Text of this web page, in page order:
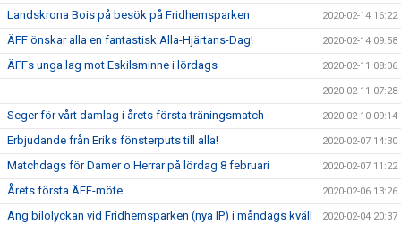
Landskrona Bois på besök på Fridhemsparken 2020-02-14 16:22
ÄFF önskar alla en fantastisk Alla-Hjärtans-Dag! 2020-02-14 09:58
ÄFFs unga lag mot Eskilsminne i lördags 2020-02-11 08:06
2020-02-11 07:28
Seger för vårt damlag i årets första träningsmatch 2020-02-10 09:14
Erbjudande från Eriks fönsterputs till alla! 2020-02-07 14:30
Matchdags för Damer o Herrar på lördag 8 februari 2020-02-07 11:22
Årets första ÄFF-möte 2020-02-06 13:26
Ang bilolyckan vid Fridhemsparken (nya IP) i måndags kväll 2020-02-04 20:37